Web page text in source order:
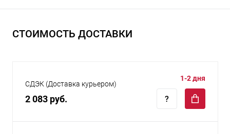
СТОИМОСТЬ ДОСТАВКИ
СДЭК (Доставка курьером)
2 083 руб.
1-2 дня